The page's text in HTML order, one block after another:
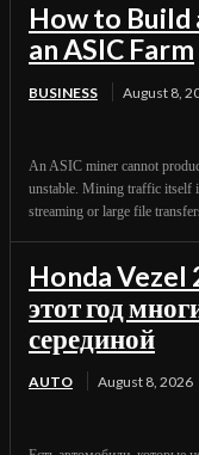
How to
an ASIC Farm
BUSINESS August 8,
An ASIC miner cannot
unstable. Mining traffic itself
streaming or large file
Honda Vezel
этот год
серединой
AUTO August 8, 2026